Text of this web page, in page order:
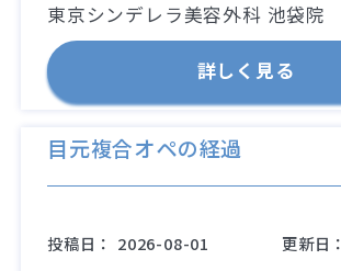
東京シンデレラ美容外科 池袋院
詳しく見る
目元複合オペの経過
投稿日： 2026-08-01 更新日：